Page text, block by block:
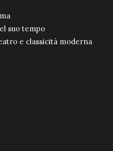
suo tempo
e classicità moderna